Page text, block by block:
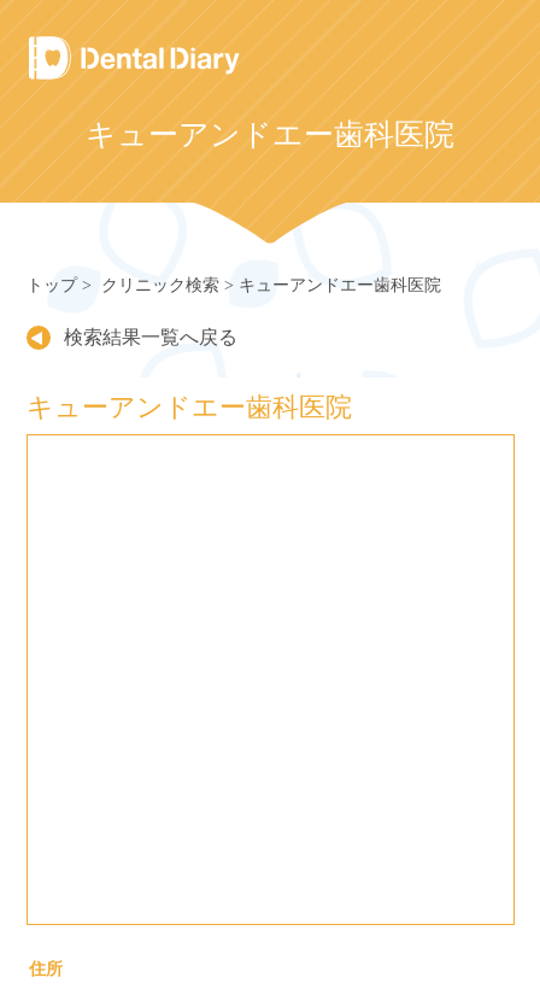
Skip
to
content
キューアンドエー歯科医院
トップ クリニック検索 キューアンドエー歯科医院
検索結果一覧へ戻る
キューアンドエー歯科医院
住所